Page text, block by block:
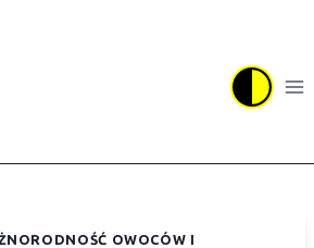
OWOCÓW I